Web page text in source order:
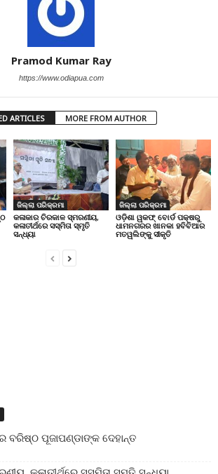
Pramod Kumar Ray
https://www.odiapua.com
ARTICLES MORE FROM AUTHOR
ଜିଲ୍ଲା ପରିକ୍ରମା
କଳାକାର ଚିରକାଳ ସ୍ମରଣୀୟ,
କଳାତୀର୍ଥରେ ସସ୍ମିତା ସ୍ମୃତି
ସନ୍ଧ୍ୟା
ଜିଲ୍ଲା ପରିକ୍ରମା
ଓଡ଼ିଶା ୱକଫ୍ ବୋର୍ଡ ପକ୍ଷରୁ
ଧାମନଗରର ଖାନକା ହବିବିଆର
ମତୱଲିଙ୍କୁ ସୀକୃତି
ପୂଜାପଣ୍ଡାଙ୍କ ଦେହାନ୍ତ